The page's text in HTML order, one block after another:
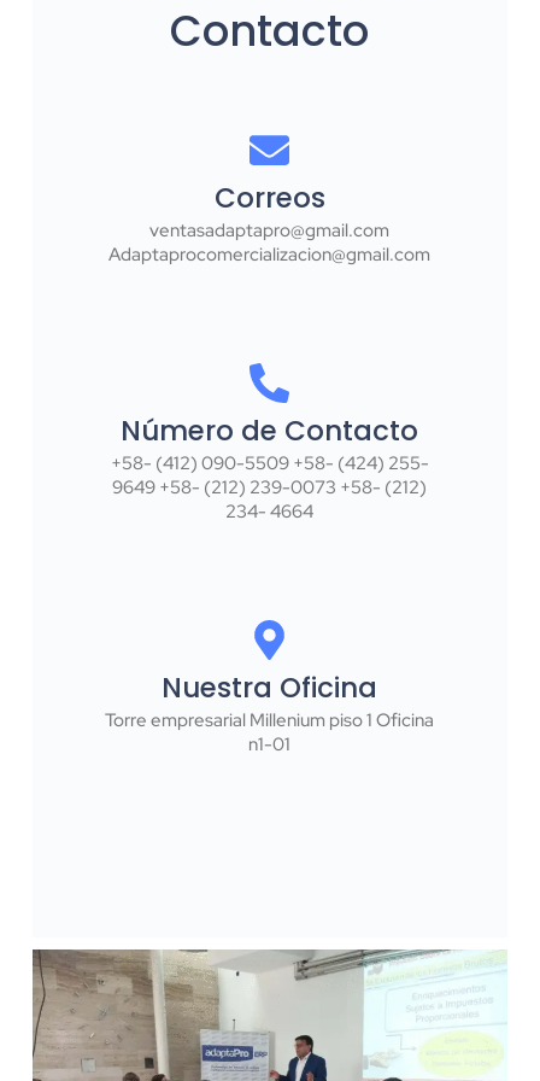
Contacto
Correos
ventasadaptapro@gmail.com
Adaptaprocomercializacion@gmail.com
Número de Contacto
+58- (412) 090-5509 +58- (424) 255-
9649 +58- (212) 239-0073 +58- (212)
234- 4664
Nuestra Oficina
Torre empresarial Millenium piso 1 Oficina
n1-01